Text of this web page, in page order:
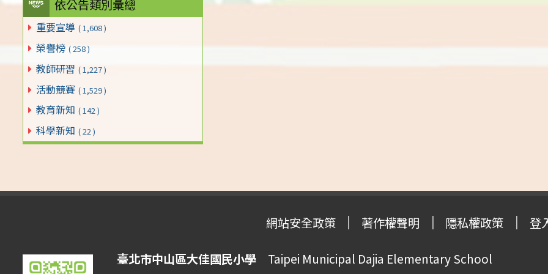
依公告類別彙總
重要宣導 ( 1,608 )
榮譽榜 ( 258 )
教師研習 ( 1,227 )
活動競賽 ( 1,529 )
教育新知 ( 142 )
科學新知 ( 22 )
網站安全政策 著作權聲明 隱私權政策 登
臺北市中山區大佳國民小學Taipei Municipal Dajia Elementary School